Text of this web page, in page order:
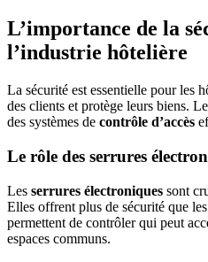
L’importance de la
l’industrie hôtelière
La sécurité est essentielle pour les
des clients et protège leurs biens.
des systèmes de contrôle d’accès
Le rôle des serrures
Les serrures électroniques sont
Elles offrent plus de sécurité que
permettent de contrôler qui peut
espaces communs.